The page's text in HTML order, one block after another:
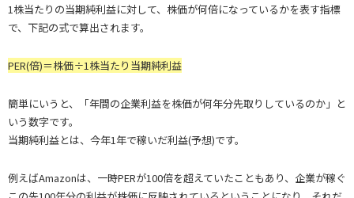
1株当たりの当期純利益に対して、株価が何倍になっているかを表す指標
で、下記の式で算出されます。
PER(倍)＝株価÷1株当たり当期純利益
簡単にいうと、「年間の企業利益を株価が何年分先取りしているのか」と
いう数字です。
当期純利益とは、今年1年で稼いだ利益(予想)です。
例えばAmazonは、一時PERが100倍を超えていたこともあり、企業が稼ぐ